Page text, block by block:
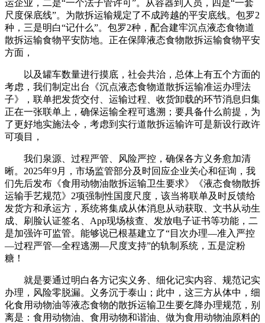
运企业，二是“一个法子管许可”。从容器到人员，四是“一套
尺度保底线”。为散拆运输规定了不成跨越的平安底线。包罗2
种，三是明白“记什么”。包罗2种，配合建牢沉点液态食物道
散拆运输食物平安防地。正在保障液态食物散拆运输食物平安
方面，
以及罐车数量进行摸底，社会共治，总体上有五个方面的
考虑，我们制定出台《沉点液态食物道散拆运输准运办理法
子》，联单把发货交付、运输过程、收货卸载的环节消息归集
正在一张联单上，确保运输全程可逃溯；要具备什么前提，为
了更好地实施法令，考虑到实行道散拆运输许可是新设行政许
可项目，
我们泉源、过程严管、风险严控，确保各方义务愈加清
晰。2025年9月，市场监管部分及时回应企业关心和征询，我
们先后发布《食用动物油散拆运输卫生要求》《液态食物散拆
运输手艺规范》2项强制性国度尺度，该当将联单及时反馈给
发货方和承运方，系统将集成从体消息从动获取、文书从动生
成、刷脸认证签名、App现场核查、发放电子证书等功能，二
是加强许可监管。能够说已根基建立了“目次办理—准入严控
—过程严管—全程逃溯—尺度支持”的轨制系统，五是淀粉
糖！
就是要通过明白各方记实义务、细化记实内容、规范记实
办理，风险零脱漏。义务沉于泰山；此中，这三方从体中，细
化食用动物油等液态食物的散拆运输卫生要乞降办理规范，别
离是：食用动物油、食用动物和谐油、做为食用动物油原料的